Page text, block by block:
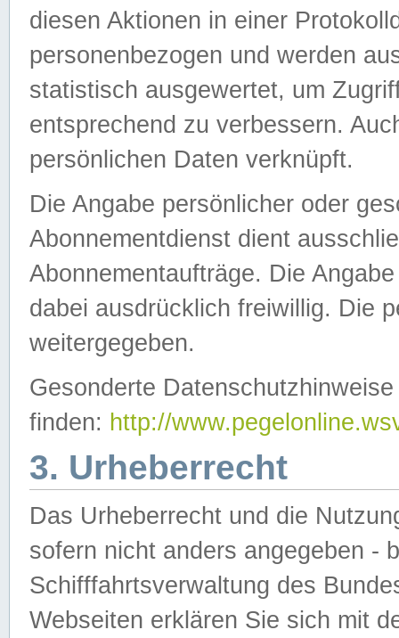
diesen Aktionen in einer
personenbezogen und werden
statistisch ausgewertet, um
entsprechend zu verbessern.
persönlichen Daten verknüpft.
Die Angabe persönlicher oder
Abonnementdienst dient
Abonnementaufträge. Die
dabei ausdrücklich freiwillig. Die
weitergegeben.
Gesonderte
finden: http://
3. Urheberrecht
Das Urheberrecht und die
sofern nicht anders angegeben -
Schifffahrtsverwaltung des
Webseiten erklären Sie sich mit